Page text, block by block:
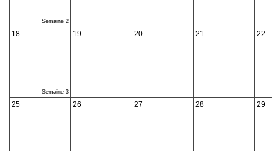
Semaine 2
18
Semaine 3
19 20 21 22
25 26 27 28 29